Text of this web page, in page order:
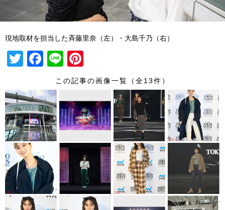
現地取材を担当した斉藤里奈（左）・大島千乃（右）
T
tt
er
F
c
e
b
o
o
k
Li
n
nt
e
st
この記事の画像一覧（全13件）